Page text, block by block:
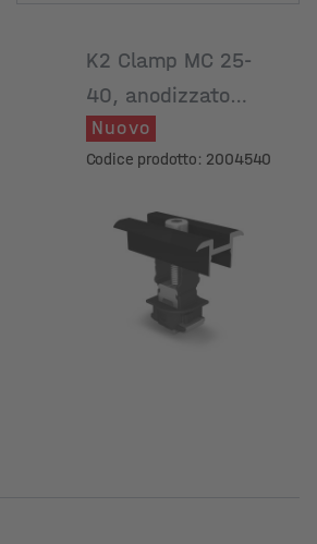
K2 Clamp MC 25-
40, anodizzato
nero
Nuovo
Codice prodotto: 2004540